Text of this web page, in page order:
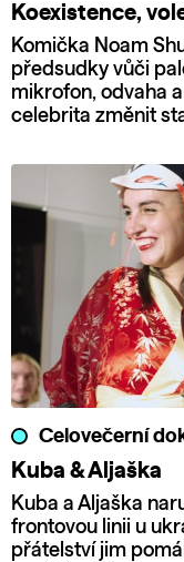
Koexistence,
Komička Noam
předsudky vůči
mikrofon, odvaha
celebrita změnit
Celovečerní
Kuba & Aljaška
Kuba a Aljaška
frontovou linii u
přátelství jim